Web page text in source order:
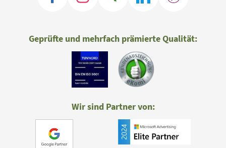
Geprüfte und mehrfach prämierte Qualität:
Wir sind Partner von: